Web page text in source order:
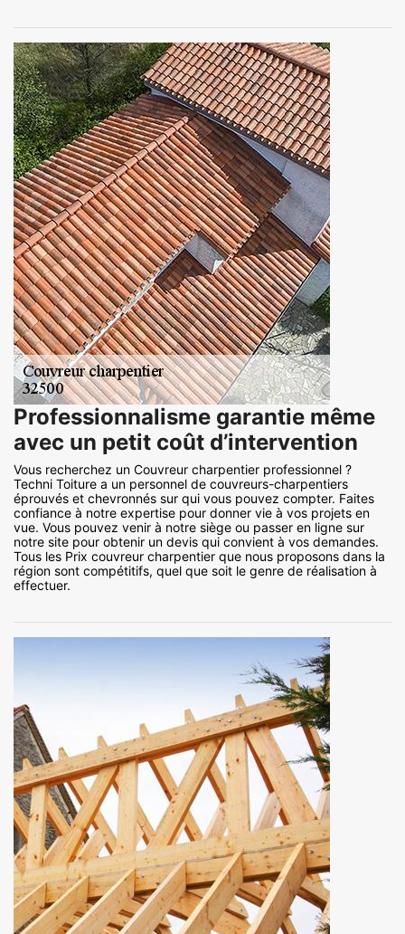
Professionnalisme garantie même
avec un petit coût d’intervention
Vous recherchez un Couvreur charpentier professionnel ?
Techni Toiture a un personnel de couvreurs-charpentiers
éprouvés et chevronnés sur qui vous pouvez compter. Faites
confiance à notre expertise pour donner vie à vos projets en
vue. Vous pouvez venir à notre siège ou passer en ligne sur
notre site pour obtenir un devis qui convient à vos demandes.
Tous les Prix couvreur charpentier que nous proposons dans la
région sont compétitifs, quel que soit le genre de réalisation à
effectuer.